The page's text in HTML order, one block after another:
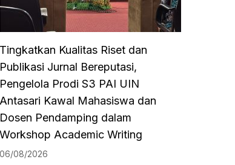
Tingkatkan Kualitas Riset dan
Publikasi Jurnal Bereputasi,
Pengelola Prodi S3 PAI UIN
Antasari Kawal Mahasiswa dan
Dosen Pendamping dalam
Workshop Academic Writing
06/08/2026